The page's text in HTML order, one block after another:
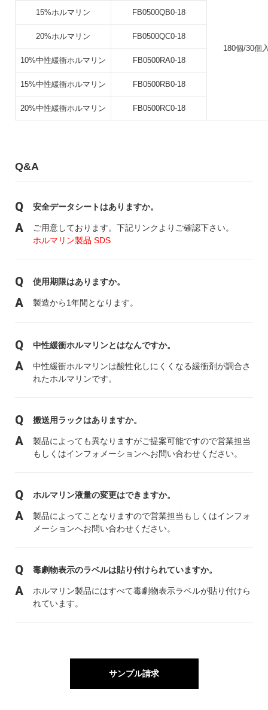
180個/30個
15%ホルマリン FB0500QB0-18
20%ホルマリン FB0500QC0-18
10%中性緩衝ホルマリン FB0500RA0-18
15%中性緩衝ホルマリン FB0500RB0-18
20%中性緩衝ホルマリン FB0500RC0-18
Q&A
安全データシートはありますか。
ご用意しております。下記リンクよりご確認下さい。
ホルマリン製品 SDS
使用期限はありますか。
製造から1年間となります。
中性緩衝ホルマリンとはなんですか。
中性緩衝ホルマリンは酸性化しにくくなる緩衝剤が調合さ
れたホルマリンです。
搬送用ラックはありますか。
製品によっても異なりますがご提案可能ですので営業担当
もしくはインフォメーションへお問い合わせください。
ホルマリン液量の変更はできますか。
製品によってことなりますので営業担当もしくはインフォ
メーションへお問い合わせください。
毒劇物表示のラベルは貼り付けられていますか。
ホルマリン製品にはすべて毒劇物表示ラベルが貼り付けら
れています。
サンプル請求